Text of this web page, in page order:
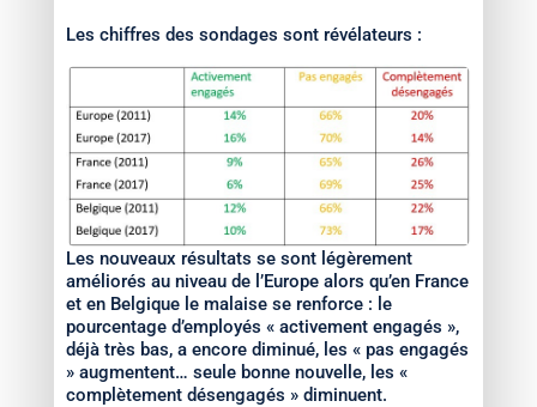
Les chiffres des sondages sont révélateurs :
Les nouveaux résultats se sont légèrement
améliorés au niveau de l’Europe alors qu’en France
et en Belgique le malaise se renforce : le
pourcentage d’employés « activement engagés »,
déjà très bas, a encore diminué, les « pas engagés
» augmentent… seule bonne nouvelle, les «
complètement désengagés » diminuent.